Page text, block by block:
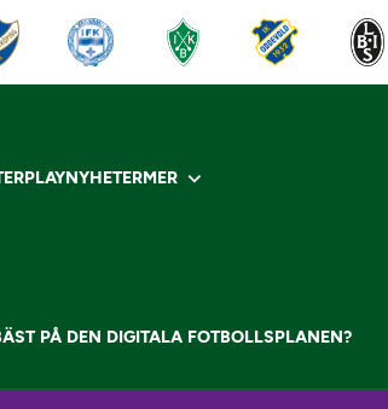
PLAYNYHETERMER
PÅ DEN DIGITALA FOTBOLLSPLANEN?